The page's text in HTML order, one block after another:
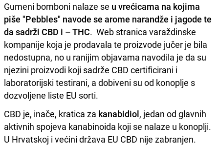
Gumeni bomboni nalaze se u vrećicama na kojima
piše "Pebbles" navode se arome narandže i jagode te
da sadrži CBD i – THC. Web stranica varaždinske
kompanije koja je prodavala te proizvode jučer je bila
nedostupna, no u ranijim objavama navodila je da su
njezini proizvodi koji sadrže CBD certificirani i
laboratorijski testirani, a dobiveni su od konoplje s
dozvoljene liste EU sorti.
CBD je, inače, kratica za kanabidiol, jedan od glavnih
aktivnih spojeva kanabinoida koji se nalaze u konoplji.
U Hrvatskoj i većini država EU CBD nije zabranjen.